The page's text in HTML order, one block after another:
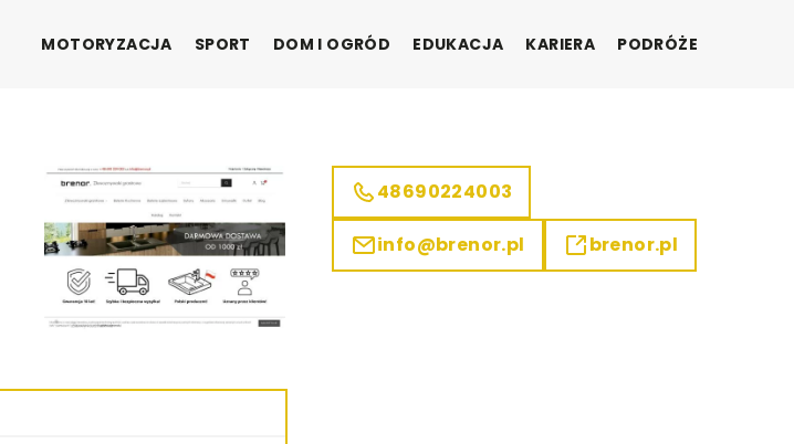
MOTORYZACJA SPORT DOM I OGRÓD EDUKACJA KARIERA PODRÓŻE
48690224003
info@brenor.pl brenor.pl